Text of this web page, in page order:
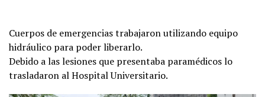
Cuerpos de emergencias trabajaron utilizando equipo
hidráulico para poder liberarlo.
Debido a las lesiones que presentaba paramédicos lo
trasladaron al Hospital Universitario.